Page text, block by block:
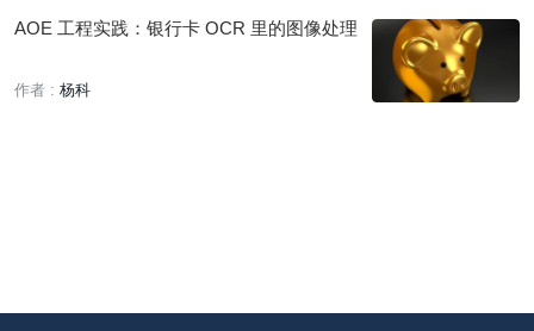
AOE 工程实践：银行卡 OCR 里的图像处理
作者 : 杨科